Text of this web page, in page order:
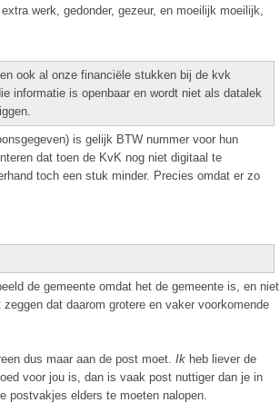
werk, gedonder, gezeur, en moeilijk moeilijk,
ook al onze financiële stukken bij de kvk
informatie is openbaar en wordt niet als datalek
is gelijk BTW nummer voor hun
dat toen de KvK nog niet digitaal te
toch een stuk minder. Precies omdat er zo
de gemeente omdat het de gemeente is, en niet
dat daarom grotere en vaker voorkomende
dus maar aan de post moet. Ik heb liever de
voor jou is, dan is vaak post nuttiger dan je in
postvakjes elders te moeten nalopen.